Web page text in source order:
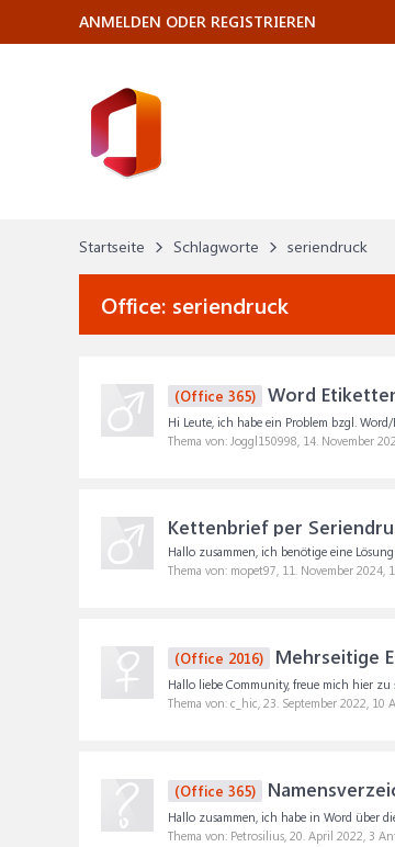
Startseite Schlagworte seriendruck
Office: seriendruck
(Office 365) Word
Hi Leute, ich habe ein Problem bzgl.
Thema von: Joggl150998, 14. November
Kettenbrief per
Hallo zusammen, ich benötige eine
Thema von: mopet97, 11. November 2024,
(Office 2016) Mehrseitige
Hallo liebe Community, freue mich hier zu
Thema von: c_hic, 23. September 2022, 10
(Office 365)
Hallo zusammen, ich habe in Word über
Thema von: Petrosilius, 20. April 2022, 3
ANMELDEN ODER REGISTRIEREN